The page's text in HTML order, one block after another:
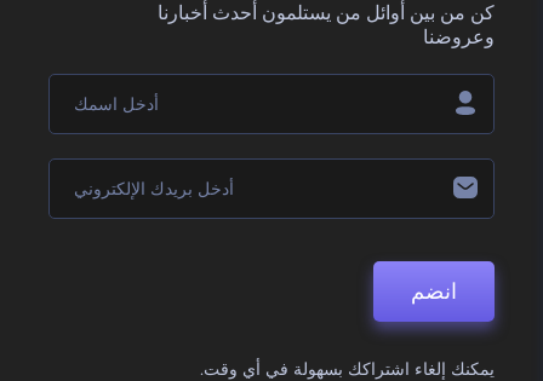
كن من بين أوائل من يستلمون أحدث أخبارنا
وعروضنا
انضم
يمكنك إلغاء اشتراكك بسهولة في أي وقت.